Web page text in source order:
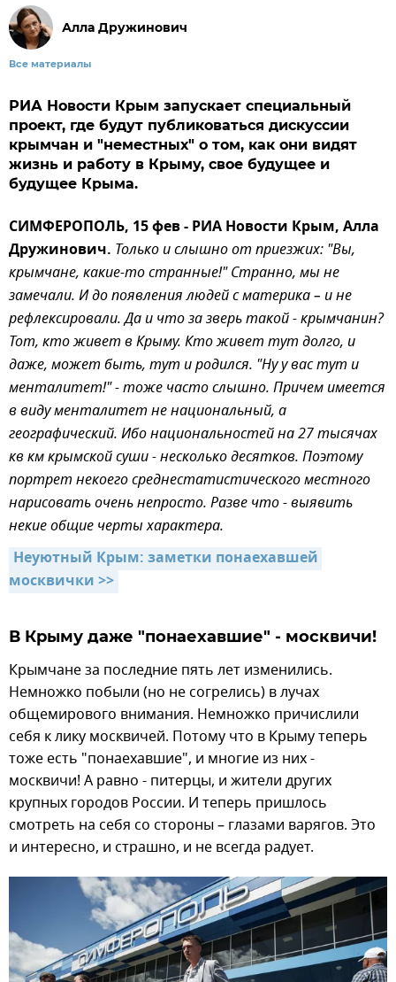
Алла Дружинович
Все материалы
РИА Новости Крым запускает специальный
проект, где будут публиковаться дискуссии
крымчан и "неместных" о том, как они видят
жизнь и работу в Крыму, свое будущее и
будущее Крыма.
СИМФЕРОПОЛЬ, 15 фев - РИА Новости Крым, Алла
Дружинович. Только и слышно от приезжих: "Вы,
крымчане, какие-то странные!" Странно, мы не
замечали. И до появления людей с материка – и не
рефлексировали. Да и что за зверь такой - крымчанин?
Тот, кто живет в Крыму. Кто живет тут долго, и
даже, может быть, тут и родился. "Ну у вас тут и
менталитет!" - тоже часто слышно. Причем имеется
в виду менталитет не национальный, а
географический. Ибо национальностей на 27 тысячах
кв км крымской суши - несколько десятков. Поэтому
портрет некоего среднестатистического местного
нарисовать очень непросто. Разве что - выявить
некие общие черты характера.
Неуютный Крым: заметки понаехавшей
москвички >>
В Крыму даже "понаехавшие" - москвичи!
Крымчане за последние пять лет изменились.
Немножко побыли (но не согрелись) в лучах
общемирового внимания. Немножко причислили
себя к лику москвичей. Потому что в Крыму теперь
тоже есть "понаехавшие", и многие из них -
москвичи! А равно - питерцы, и жители других
крупных городов России. И теперь пришлось
смотреть на себя со стороны – глазами варягов. Это
и интересно, и страшно, и не всегда радует.